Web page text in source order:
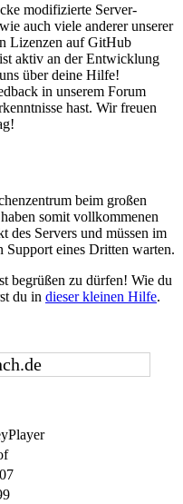
modifizierte Server-
auch viele anderer unserer
Lizenzen auf GitHub
aktiv an der Entwicklung
über deine Hilfe!
in unserem Forum
hast. Wir freuen
beim großen
somit vollkommenen
Servers und müssen im
Support eines Dritten warten.
begrüßen zu dürfen! Wie du
du in dieser kleinen Hilfe.